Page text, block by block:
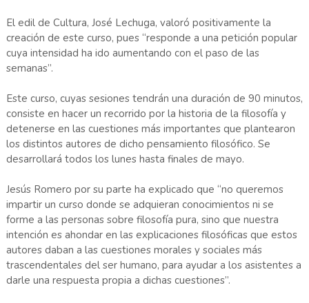
El edil de Cultura, José Lechuga, valoró positivamente la
creación de este curso, pues “responde a una petición popular
cuya intensidad ha ido aumentando con el paso de las
semanas”.
Este curso, cuyas sesiones tendrán una duración de 90 minutos,
consiste en hacer un recorrido por la historia de la filosofía y
detenerse en las cuestiones más importantes que plantearon
los distintos autores de dicho pensamiento filosófico. Se
desarrollará todos los lunes hasta finales de mayo.
Jesús Romero por su parte ha explicado que “no queremos
impartir un curso donde se adquieran conocimientos ni se
forme a las personas sobre filosofía pura, sino que nuestra
intención es ahondar en las explicaciones filosóficas que estos
autores daban a las cuestiones morales y sociales más
trascendentales del ser humano, para ayudar a los asistentes a
darle una respuesta propia a dichas cuestiones”.